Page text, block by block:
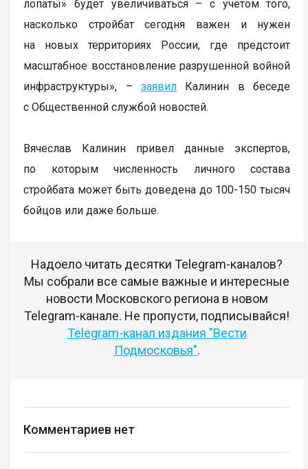
лопаты» будет увеличиваться – с учетом того,
насколько стройбат сегодня важен и нужен
на новых территориях России, где предстоит
масштабное восстановление разрушенной войной
инфраструктуры», –заявил Калинин в беседе
с Общественной службой новостей.
Вячеслав Калинин привел данные экспертов,
по которым численность личного состава
стройбата может быть доведена до 100-150 тысяч
бойцов или даже больше.
Надоело читать десятки Telegram-каналов?
Мы собрали все самые важные и интересные
новости Московского региона в новом
Telegram-канале. Не пропусти, подписывайся!
Telegram-канал издания "Вести
Подмосковья".
Комментариев нет